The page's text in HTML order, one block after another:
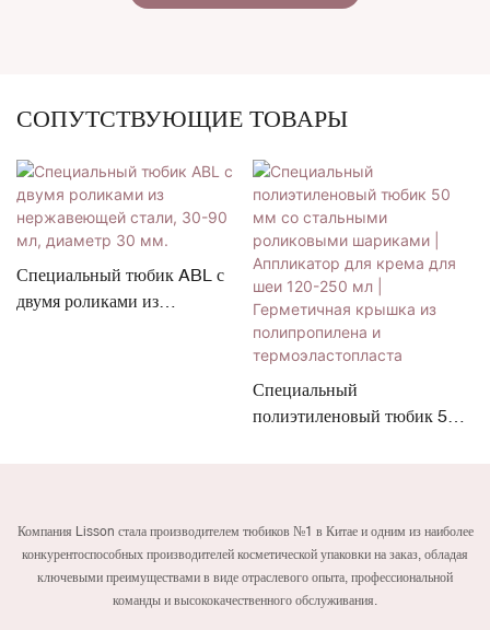
СОПУТСТВУЮЩИЕ ТОВАРЫ
Специальный тюбик ABL с
двумя роликами из
Специальный
полиэтиленовый тюбик 50
Герметичная крышка из
полипропилена и
термоэластопласта
Компания Lisson стала производителем тюбиков №1 в Китае и одним из наиболее
конкурентоспособных производителей косметической упаковки на заказ, обладая
ключевыми преимуществами в виде отраслевого опыта, профессиональной
команды и высококачественного обслуживания.